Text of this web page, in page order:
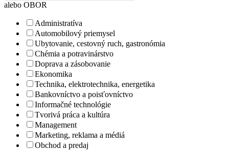
alebo OBOR
Administratíva
Automobilový priemysel
Ubytovanie, cestovný ruch, gastronómia
Chémia a potravinárstvo
Doprava a zásobovanie
Ekonomika
Technika, elektrotechnika, energetika
Bankovníctvo a poisťovníctvo
Informačné technológie
Tvorivá práca a kultúra
Management
Marketing, reklama a médiá
Obchod a predaj